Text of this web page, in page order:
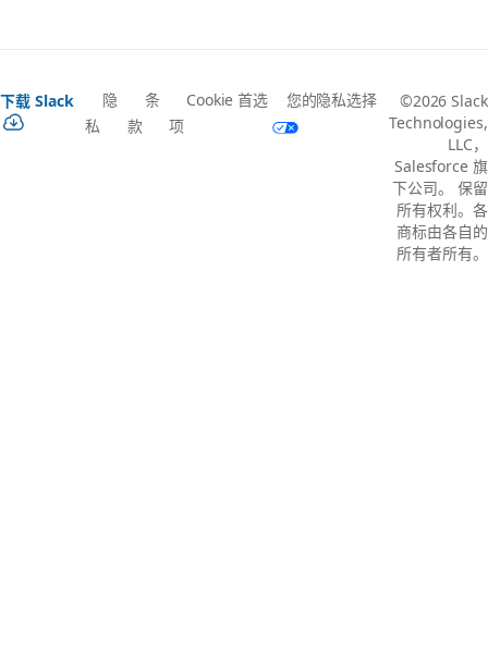
下载 Slack
隐
私
条
款
Cookie 首选
项
您的隐私选择
©2026 Slack
Technologies,
LLC，
Salesforce 旗
下公司。 保留
所有权利。各
商标由各自的
所有者所有。